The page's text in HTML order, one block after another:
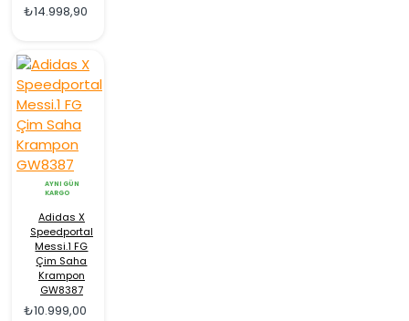
₺14.998,90
AYNI GÜN
KARGO
Adidas X
Speedportal
Messi.1 FG
Çim Saha
Krampon
GW8387
₺10.999,00